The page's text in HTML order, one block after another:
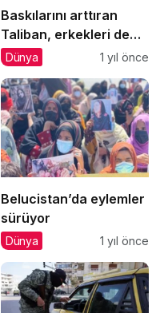
Baskılarını arttıran
Taliban, erkekleri de
hedef alıyor
Dünya 1 yıl önce
Belucistan’da eylemler
sürüyor
Dünya 1 yıl önce